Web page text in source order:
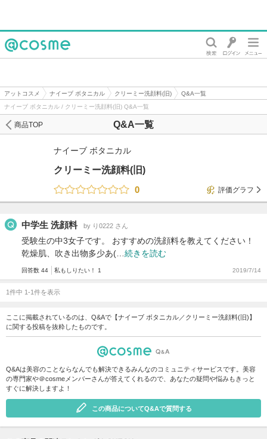
アットコスメ ナイーブ ボタニカル クリーミー洗顔料(旧)
Q&A一覧
ナイーブ ボタニカル / クリーミー洗顔料(旧) Q&A一覧
Q&A一覧
商品TOP
ナイーブ ボタニカル
クリーミー洗顔料(旧)
0
評価グラフ
中学生 洗顔料 by り0222 さん
受験生の中3女子です。 おすすめの洗顔料を教えてください！
乾燥肌、吹き出物多少あ(… 続きを読む
回答数 44 私もしりたい！ 1 2019/7/14
1件中 1-1件を表示
ここに掲載されているのは、Q&Aで【ナイーブ ボタニカル／クリーミー洗顔料(旧)】
に関する投稿を抜粋したものです。
Q&Aは美容のことならなんでも解決できるみんなのコミュニティサービスです。美容
の専門家や＠cosmeメンバーさんが答えてくれるので、あなたの疑問や悩みもきっと
すぐに解決しますよ！
この商品についてQ&Aで質問する